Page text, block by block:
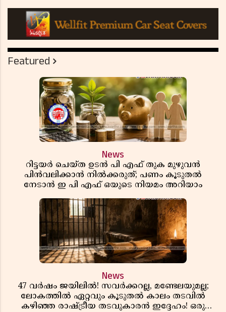
Featured
News
റിട്ടയർ ചെയ്ത ഉടൻ പി എഫ് തുക മുഴുവൻ
പിൻവലിക്കാൻ നിൽക്കരുത്; പണം കൂടുതൽ
നേടാൻ ഇ പി എഫ് ഒയുടെ നിയമം അറിയാം
News
47 വർഷം ജയിലിൽ! സവർക്കറല്ല, മണ്ടേലയുമല്ല;
ലോകത്തിൽ ഏറ്റവും കൂടുതൽ കാലം തടവിൽ
കഴിഞ്ഞ രാഷ്ട്രീയ തടവുകാരൻ ഇദ്ദേഹം! ഒരു